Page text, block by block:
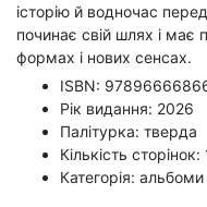
історію й водночас
починає свій шлях і
формах і нових сенсах.
ISBN:
Рік видання: 2026
Палітурка: тверда
Кількість сторінок:
Категорія: альбоми